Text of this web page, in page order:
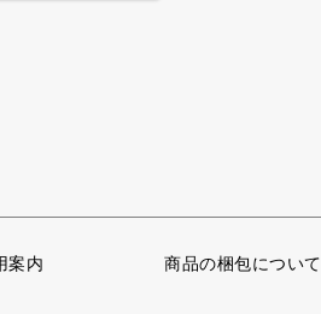
案内 商品の梱包について